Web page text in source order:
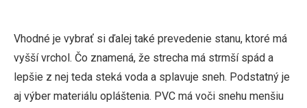
Vhodné je vybrať si ďalej také prevedenie stanu, ktoré má
vyšší vrchol. Čo znamená, že strecha má strmší spád a
lepšie z nej teda steká voda a splavuje sneh. Podstatný je
aj výber materiálu opláštenia. PVC má voči snehu menšiu